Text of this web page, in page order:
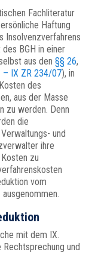
Fachliteratur
Haftung
Insolvenzverfahrens
BGH in einer
aus den §§ 26,
– IX ZR 234/07), in
des
aus der Masse
zu werden. Denn
die
und
ihre
zu
vom
ausgenommen.
mit dem IX.
und